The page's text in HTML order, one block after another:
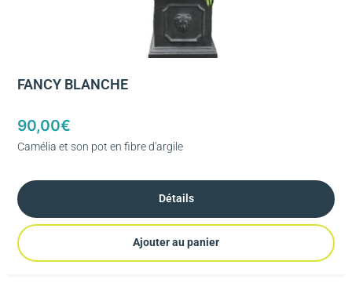
FANCY BLANCHE
90,00€
Camélia et son pot en fibre d'argile
Détails
Ajouter au panier